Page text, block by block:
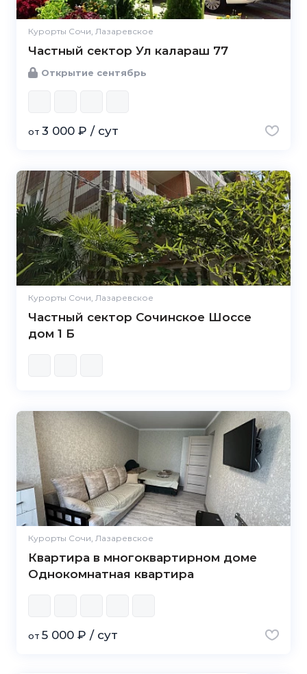
Курорты Сочи, Лазаревское
Частный сектор Ул калараш 77
Открытие сентябрь
от 3 000 ₽ / сут
Курорты Сочи, Лазаревское
Частный сектор Сочинское Шоссе
дом 1 Б
Курорты Сочи, Лазаревское
Квартира в многоквартирном доме
Однокомнатная квартира
от 5 000 ₽ / сут